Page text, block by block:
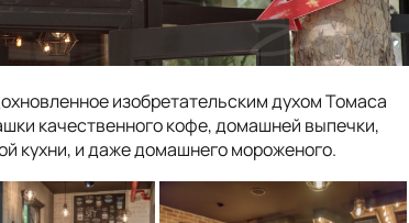
изобретательским духом Томаса
качественного кофе, домашней выпечки,
кухни, и даже домашнего мороженого.